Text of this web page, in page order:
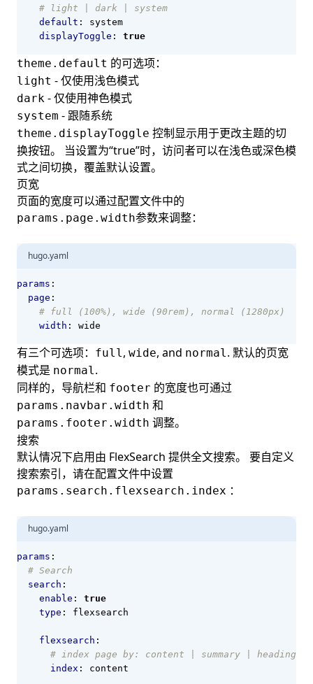
# light | dark | system
default :
system
displayToggle : true
theme.default 的可选项：
light - 仅使用浅色模式
dark - 仅使用神色模式
system - 跟随系统
theme.displayToggle 控制显示用于更改主题的切
换按钮。 当设置为“true”时，访问者可以在浅色或深色模
式之间切换，覆盖默认设置。
页宽
页面的宽度可以通过配置文件中的
params.page.width参数来调整：
hugo.yaml
params :
page :
# full (100%), wide (90rem), normal (1280px)
width : wide
有三个可选项： full, wide, and normal. 默认的页宽
模式是 normal.
同样的，导航栏和 footer 的宽度也可通过
params.navbar.width 和
params.footer.width 调整。
搜索
默认情况下启用由 FlexSearch 提供全文搜索。 要自定义
搜索索引，请在配置文件中设置
params.search.flexsearch.index ：
hugo.yaml
params :
# Search
search :
enable :
true
type : flexsearch
flexsearch :
# index page by: content | summary | heading
index : content